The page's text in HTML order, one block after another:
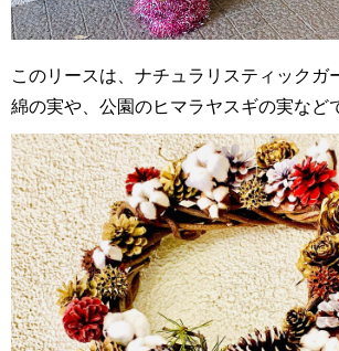
このリースは、ナチュラリスティックガ
綿の実や、公園のヒマラヤスギの実など